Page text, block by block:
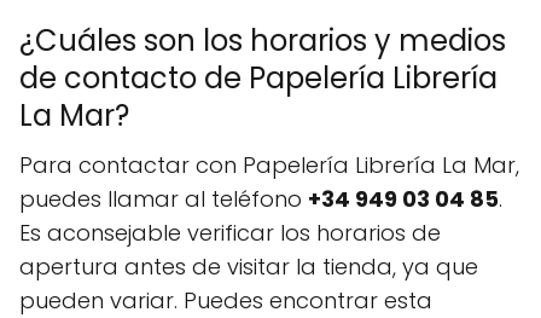
¿Cuáles son los horarios y medios
de contacto de Papelería Librería
La Mar?
Para contactar con Papelería Librería La Mar,
puedes llamar al teléfono +34 949 03 04 85.
Es aconsejable verificar los horarios de
apertura antes de visitar la tienda, ya que
pueden variar. Puedes encontrar esta